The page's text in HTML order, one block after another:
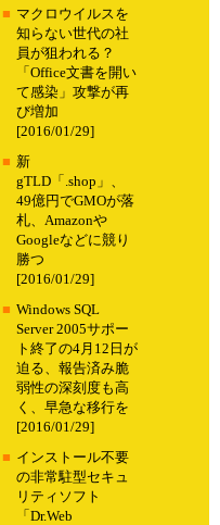
■ マクロウイルスを
知らない世代の社
員が狙われる？
「Office文書を開い
て感染」攻撃が再
び増加
[2016/01/29]
■ 新
gTLD「.shop」、
49億円でGMOが落
札、Amazonや
Googleなどに競り
勝つ
[2016/01/29]
■ Windows SQL
Server 2005サポー
ト終了の4月12日が
迫る、報告済み脆
弱性の深刻度も高
く、早急な移行を
[2016/01/29]
■ インストール不要
の非常駐型セキュ
リティソフト
「Dr.Web